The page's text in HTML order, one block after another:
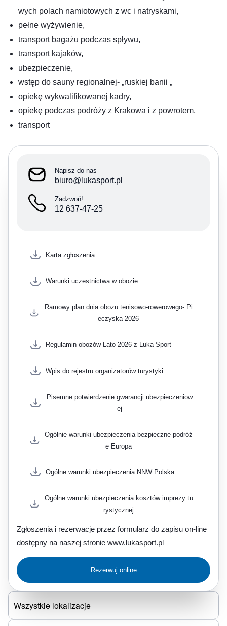
wych polach namiotowych z wc i natryskami,
pełne wyżywienie,
transport bagażu podczas spływu,
transport kajaków,
ubezpieczenie,
wstęp do sauny regionalnej- „ruskiej banii „
opiekę wykwalifikowanej kadry,
opiekę podczas podróży z Krakowa i z powrotem,
transport
Napisz do nas
biuro@lukasport.pl
Zadzwoń!
12 637-47-25
Karta zgłoszenia
Warunki uczestnictwa w obozie
Ramowy plan dnia obozu tenisowo-rowerowego- Pi
eczyska 2026
Regulamin obozów Lato 2026 z Luka Sport
Wpis do rejestru organizatorów turystyki
Pisemne potwierdzenie gwarancji ubezpieczeniow
ej
Ogólnie warunki ubezpieczenia bezpieczne podróż
e Europa
Ogólne warunki ubezpieczenia NNW Polska
Ogólne warunki ubezpieczenia kosztów imprezy tu
rystycznej
Zgłoszenia i rezerwacje przez formularz do zapisu on-line
dostępny na naszej stronie www.lukasport.pl
Rezerwuj online